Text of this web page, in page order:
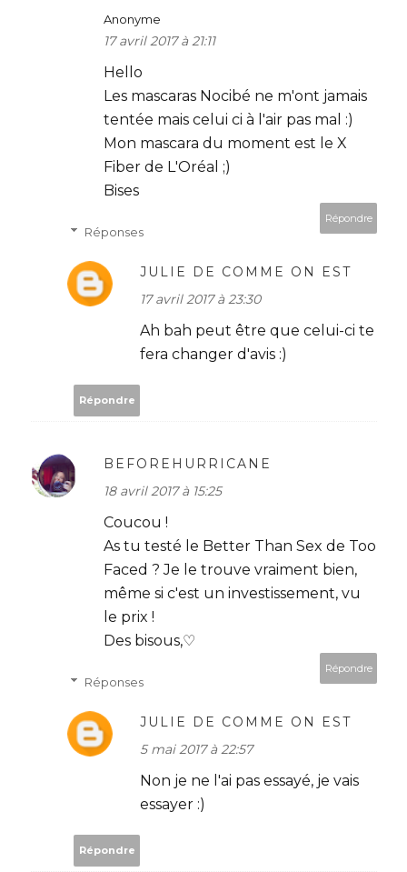
Anonyme
17 avril 2017 à 21:11
Hello
Les mascaras Nocibé ne m'ont jamais
tentée mais celui ci à l'air pas mal :)
Mon mascara du moment est le X
Fiber de L'Oréal ;)
Bises
Répondre
Réponses
JULIE DE COMME ON EST
17 avril 2017 à 23:30
Ah bah peut être que celui-ci te
fera changer d'avis :)
Répondre
BEFOREHURRICANE
18 avril 2017 à 15:25
Coucou !
As tu testé le Better Than Sex de Too
Faced ? Je le trouve vraiment bien,
même si c'est un investissement, vu
le prix !
Des bisous,♡
Répondre
Réponses
JULIE DE COMME ON EST
5 mai 2017 à 22:57
Non je ne l'ai pas essayé, je vais
essayer :)
Répondre